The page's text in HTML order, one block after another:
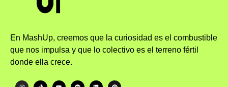
En MashUp, creemos que la curiosidad es el combustible
que nos impulsa y que lo colectivo es el terreno fértil
donde ella crece.